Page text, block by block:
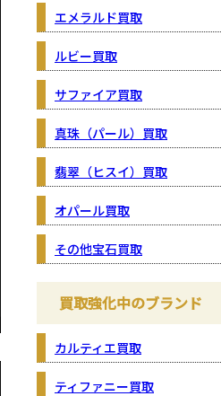
エメラルド買取
ルビー買取
サファイア買取
真珠（パール）買取
翡翠（ヒスイ）買取
オパール買取
その他宝石買取
買取強化中のブランド
カルティエ買取
ティファニー買取